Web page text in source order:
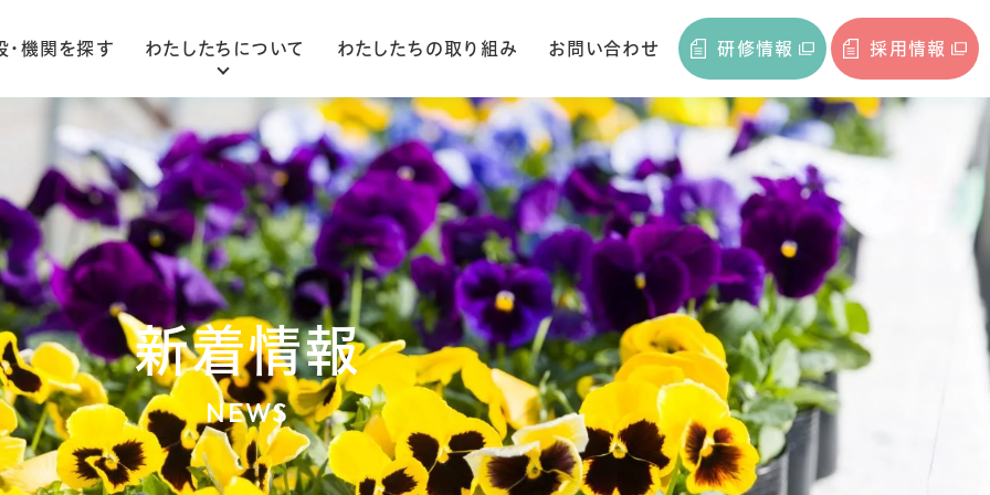
・機関を探す わたしたちについて
ごあいさつ
法人概要
組織図
わたしたちの取り組み お問い合わせ 研修情報 採用情報
新着情報
NEWS